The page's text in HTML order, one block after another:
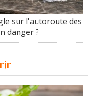
sur l'autoroute des
danger ?